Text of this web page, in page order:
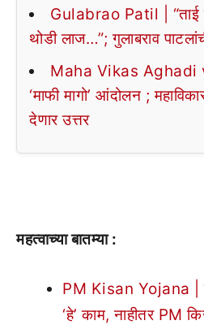
Gulabrao Patil | “ताई
थोडी लाज…”; गुलाबराव
Maha Vikas Aghadi
‘माफी मागो’ आंदोलन ;
देणार उत्तर
महत्वाच्या बातम्या :
PM Kisan Yojana |
‘हे’ काम, नाहीतर PM